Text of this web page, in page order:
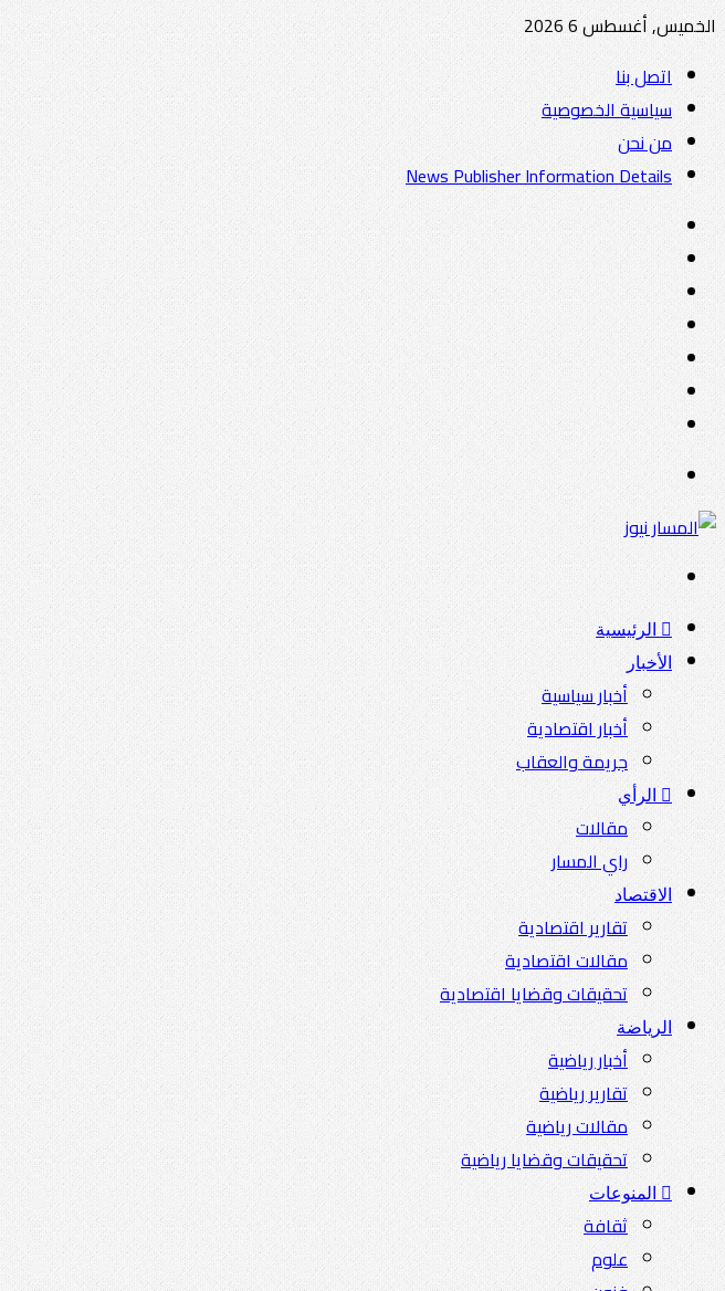
الخميس, أغسطس 6 2026
اتصل بنا
سياسية الخصوصية
من نحن
News Publisher Information Details
واتساب
TikTok
تيلقرام
‏Google
Play
يوتيوب
تويتر
فيسبوك
القائمة
بحث
عن
الرئيسية
الأخبار
أخبار سياسية
أخبار اقتصادية
جريمة والعقاب
الرأي
مقالات
راي المسار
الاقتصاد
تقارير اقتصادية
مقالات اقتصادية
تحقيقات وقضايا اقتصادية
الرياضة
أخبار رياضية
تقارير رياضية
مقالات رياضية
تحقيقات وقضايا رياضية
المنوعات
ثقافة
علوم